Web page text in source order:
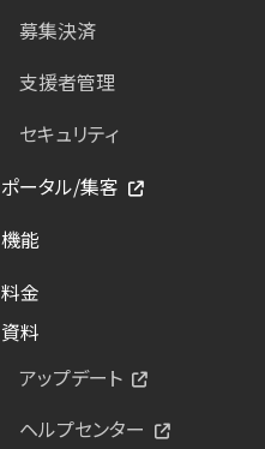
募集決済
支援者管理
セキュリティ
ポータル/集客
機能
料金
資料
アップデート
ヘルプセンター